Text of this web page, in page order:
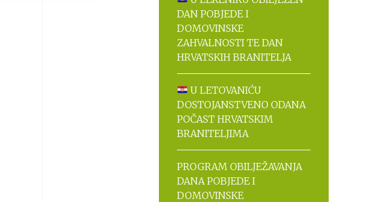
DAN POBJEDE I
DOMOVINSKE
ZAHVALNOSTI TE DAN
HRVATSKIH BRANITELJA
U LETOVANIĆU
DOSTOJANSTVENO ODANA
POČAST HRVATSKIM
BRANITELJIMA
PROGRAM OBILJEŽAVANJA
DANA POBJEDE I
DOMOVINSKE